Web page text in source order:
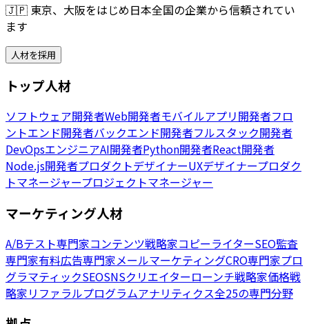
🇯🇵 東京、大阪をはじめ日本全国の企業から信頼されてい
ます
人材を採用
トップ人材
ソフトウェア開発者Web開発者モバイルアプリ開発者フロ
ントエンド開発者バックエンド開発者フルスタック開発者
DevOpsエンジニアAI開発者Python開発者React開発者
Node.js開発者プロダクトデザイナーUXデザイナープロダク
トマネージャープロジェクトマネージャー
マーケティング人材
A/Bテスト専門家コンテンツ戦略家コピーライターSEO監査
専門家有料広告専門家メールマーケティングCRO専門家プロ
グラマティックSEOSNSクリエイターローンチ戦略家価格戦
略家リファラルプログラムアナリティクス全25の専門分野